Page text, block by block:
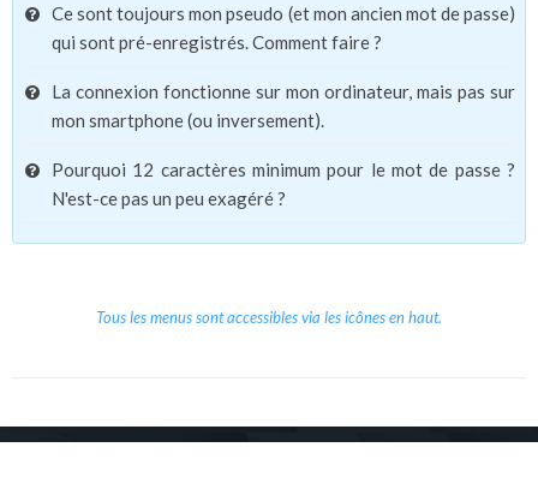
Ce sont toujours mon pseudo (et mon ancien mot de passe)
qui sont pré-enregistrés. Comment faire ?
La connexion fonctionne sur mon ordinateur, mais pas sur
mon smartphone (ou inversement).
Pourquoi 12 caractères minimum pour le mot de passe ?
N'est-ce pas un peu exagéré ?
Tous les menus sont accessibles via les icônes en haut.